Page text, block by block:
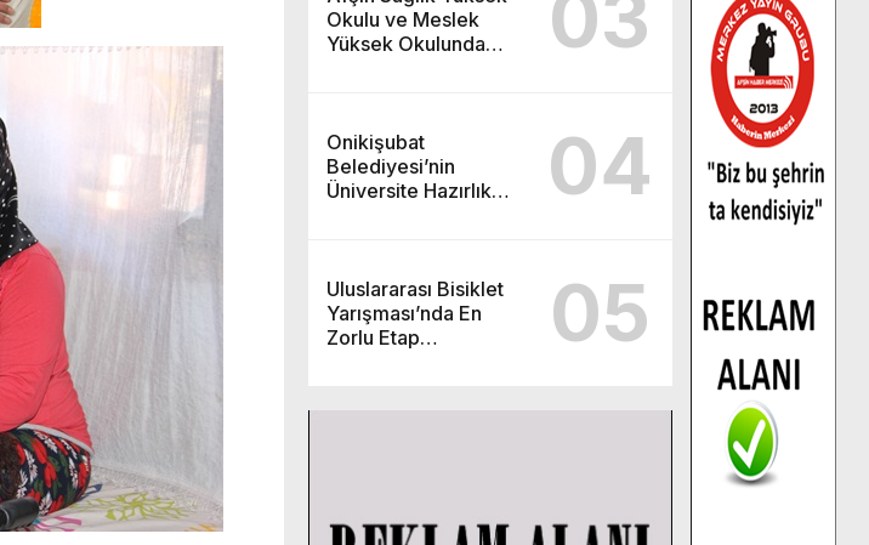
Okulu ve Meslek
Yüksek Okulunda
Onikişubat
Belediyesi’nin
Üniversite Hazırlık
04
Uluslararası Bisiklet
Yarışması’nda En
Zorlu Etap
05